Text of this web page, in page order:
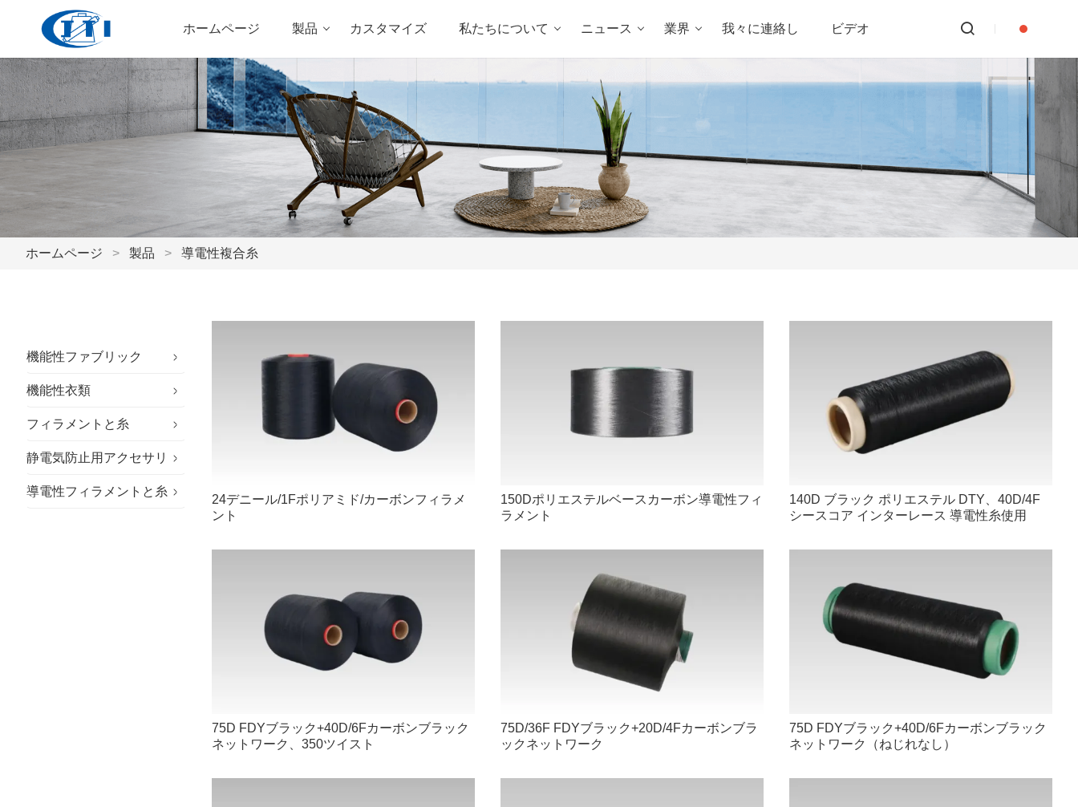
ホームページ 製品 カスタマイズ 私たちについて ニュース 業界 我々に連絡し ビデオ
ホームページ > 製品 > 導電性複合糸
機能性ファブリック
特殊生地
サステナブルな生地
アウトドア用生地
機能性衣類
特殊作業服
クリーンルーム用衣類
一般作業服
フィラメントと糸
難燃性糸
静電気防止用アクセサリ
静電気防止手袋
導電性フィラメントと糸
24デニール/1Fポリアミド/カーボンフィラメ
ント
150Dポリエステルベースカーボン導電性フィ
ラメント
140D ブラック ポリエステル DTY、40D/4F
シースコア インターレース 導電性糸使用
75D FDYブラック+40D/6Fカーボンブラック
ネットワーク、350ツイスト
75D/36F FDYブラック+20D/4Fカーボンブラ
ックネットワーク
75D FDYブラック+40D/6Fカーボンブラック
ネットワーク（ねじれなし）